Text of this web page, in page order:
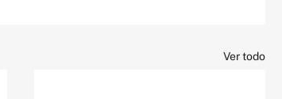
Ver todo